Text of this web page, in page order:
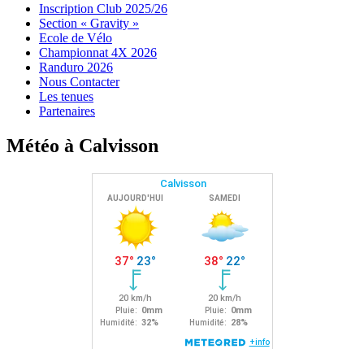
Menu
Widgets
Recherche
Aller
contenu
Inscription Club 2025/26
Section « Gravity »
Ecole de Vélo
Championnat 4X 2026
Randuro 2026
Nous Contacter
Les tenues
Partenaires
Météo à Calvisson